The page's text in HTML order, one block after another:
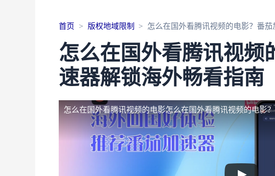
首页 版权地域限制 怎么在国外看腾讯视频的电影？番
怎么在国外看腾讯视频
速器解锁海外畅看指南
怎么在国外看腾讯视频的电影怎么在国外看腾讯视频的电影